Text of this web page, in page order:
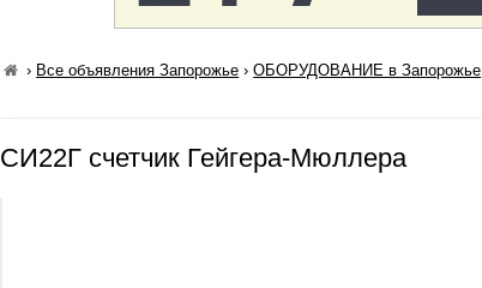
› Все объявления Запорожье ›ОБОРУДОВАНИЕ в Запорожье
СИ22Г счетчик Гейгера-Мюллера